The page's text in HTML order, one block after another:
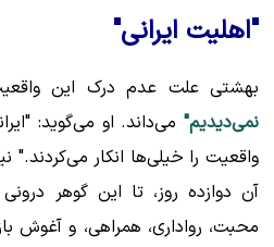
"اهلیت ایرانی"
بهشتی علت عدم درک این
نمی‌دیدیم" می‌داند. او می‌گوید:
واقعیت را خیلی‌ها انکار می‌کردند."
آن دوازده روز، تا این گوهر
محبت، رواداری، همراهی، و آغوش